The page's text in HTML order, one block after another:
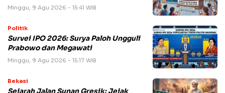
Minggu, 9 Agu 2026 - 15:41 WIB
Politik
Survei IPO 2026: Surya Paloh Ungguli
Prabowo dan Megawati
Minggu, 9 Agu 2026 - 15:17 WIB
Bekasi
Sejarah Jalan Sunan Gresik: Jejak